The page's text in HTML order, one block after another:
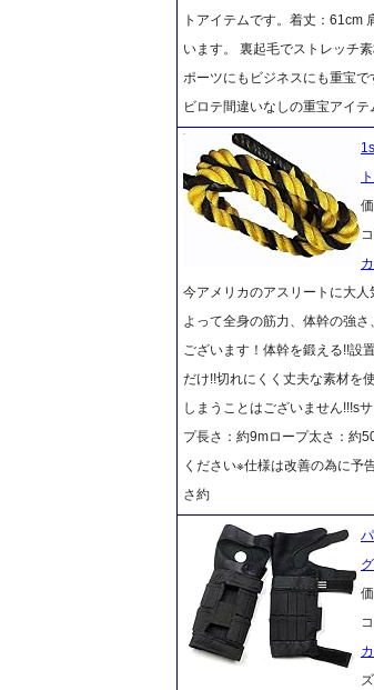
トアイテムです。着丈：
います。 裏起毛でストレッチ
ポーツにもビジネスにも重宝
ビロテ間違いなしの重宝アイ
今アメリカのアスリートに大
よって全身の筋力、体幹の強
ございます！体幹を鍛える!!設
だけ!!切れにくく丈夫な素材を
しまうことはございません!!!s
プ長さ：約9mロープ太さ：約
ください※仕様は改善の為に予
さ約